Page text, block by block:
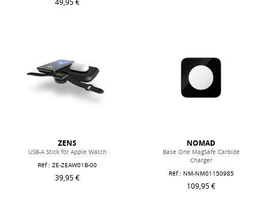
ZENS
USB-A Stick for Apple Watch
Réf : ZE-ZEAW01B-00
39,95 €
NOMAD
Base One MagSafe Carbide
Charger
Réf : NM-NM01150985
109,95 €